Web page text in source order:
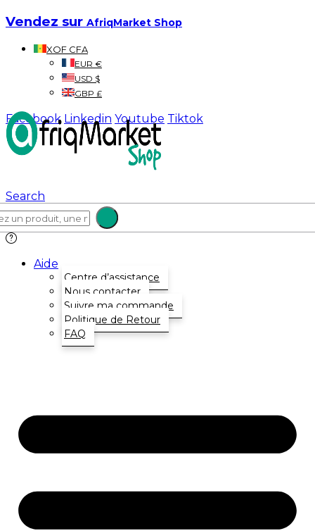
Vendez sur AfriqMarket Shop
XOF CFA
EUR €
USD $
GBP £
Facebook Linkedin Youtube Tiktok
Search
Aide
Centre d’assistance
Nous contacter
Suivre ma commande
Politique de Retour
FAQ